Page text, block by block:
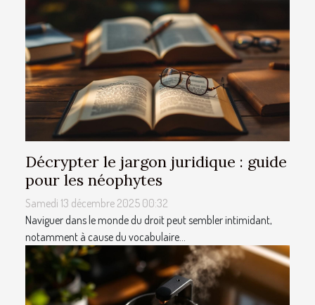
Décrypter le jargon juridique : guide
pour les néophytes
Samedi 13 décembre 2025 00:32
Naviguer dans le monde du droit peut sembler intimidant,
notamment à cause du vocabulaire...